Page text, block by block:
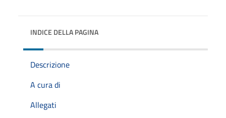
INDICE DELLA PAGINA
Descrizione
A cura di
Allegati